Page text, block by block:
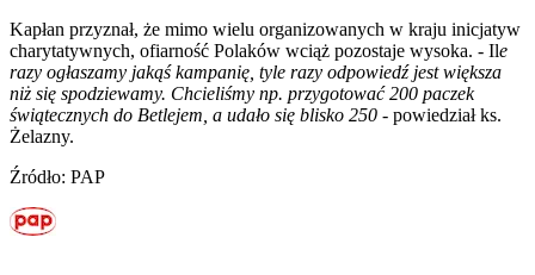
Kapłan przyznał, że mimo wielu organizowanych w kraju inicjatyw
charytatywnych, ofiarność Polaków wciąż pozostaje wysoka. - Ile
razy ogłaszamy jakąś kampanię, tyle razy odpowiedź jest większa
niż się spodziewamy. Chcieliśmy np. przygotować 200 paczek
świątecznych do Betlejem, a udało się blisko 250 - powiedział ks.
Żelazny.
Źródło: PAP